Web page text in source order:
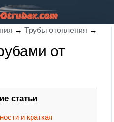
→ Трубы отопления →
от
статьи
и краткая